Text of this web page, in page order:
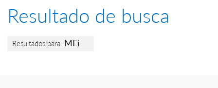
Resultado de busca
Resultados para: MEi